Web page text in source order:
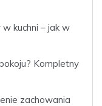
kuchni – jak w
Kompletny
zachowania